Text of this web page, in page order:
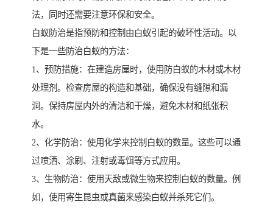
法，同时还需要注意环保和安全。
白蚁防治是指预防和控制由白蚁引起的破坏性活动。以
下是一些防治白蚁的方法：
1、预防措施：在建造房屋时，使用防白蚁的木材或木材
处理剂。检查房屋的构造和基础，确保没有缝隙和漏
洞。保持房屋内外的清洁和干燥，避免木材和纸张积
水。
2、化学防治：使用化学来控制白蚁的数量。这些可以通
过喷洒、涂刷、注射或毒饵等方式应用。
3、生物防治：使用天敌或微生物来控制白蚁的数量。例
如，使用寄生昆虫或真菌来感染白蚁并杀死它们。